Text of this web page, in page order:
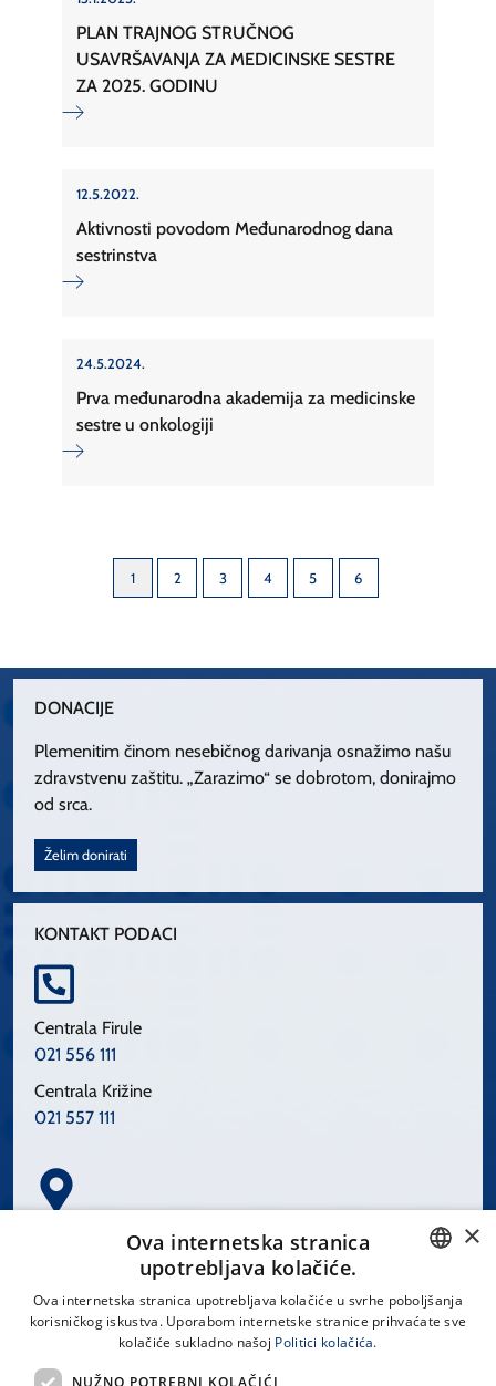
PLAN TRAJNOG STRUČNOG
USAVRŠAVANJA ZA MEDICINSKE SESTRE
ZA 2025. GODINU
12.5.2022.
Aktivnosti povodom Međunarodnog dana
sestrinstva
24.5.2024.
Prva međunarodna akademija za medicinske
sestre u onkologiji
1 2 3 4 5 6
DONACIJE
Plemenitim činom nesebičnog darivanja osnažimo našu
zdravstvenu zaštitu. „Zarazimo“ se dobrotom, donirajmo
od srca.
Želim donirati
KONTAKT PODACI
Centrala Firule
021 556 111
Centrala Križine
021 557 111
Spinčićeva 1, 21000 Split
CROATIAN
×
Ova internetska stranica
upotrebljava kolačiće.
Ova internetska stranica upotrebljava kolačiće u svrhe poboljšanja
korisničkog iskustva. Uporabom internetske stranice prihvaćate sve
kolačiće sukladno našoj Politici kolačića.
NUŽNO POTREBNI KOLAČIĆI